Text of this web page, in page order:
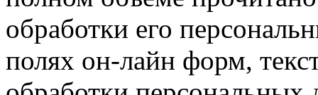
обработки его
полях он-лайн форм,